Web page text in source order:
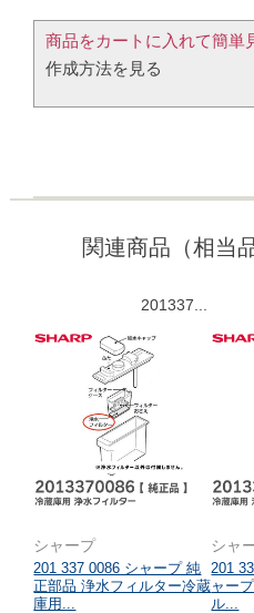
商品をカートに入れて簡単
作成方法を見る​​
関連商品（相当
201337...
シャープ
201 337 0086 シャープ 純
正部品 浄水フィルター冷蔵
庫用...
シャ
201
ャー
ル...